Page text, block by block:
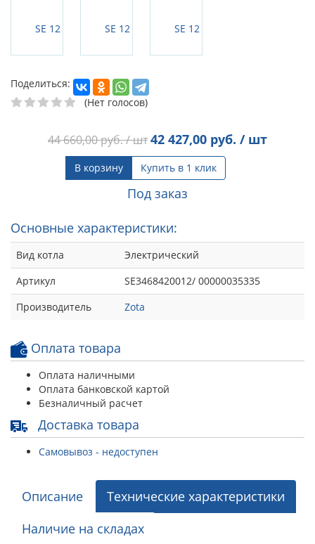
Поделиться:
(Нет голосов)
44 660,00руб. / шт42 427,00 руб. / шт
В корзину Купить в 1 клик
Под заказ
Основные характеристики:
Вид котла
Электрический
Артикул
SE3468420012/ 00000035335
Производитель
Zota
Оплата товара
Оплата наличными
Оплата банковской картой
Безналичный расчет
Доставка товара
Самовывоз - недоступен
Описание
Технические характеристики
Наличие на складах